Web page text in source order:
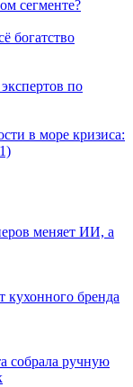
сегменте?
богатство
по
в море кризиса:
меняет ИИ, а
кухонного бренда
собрала ручную